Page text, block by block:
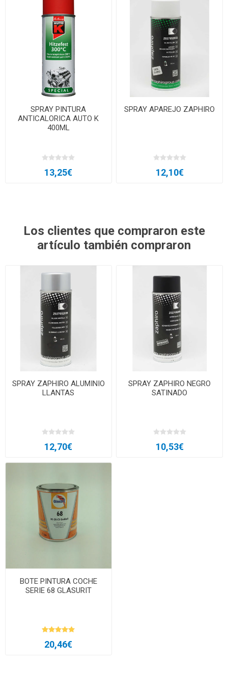
SPRAY PINTURA
ANTICALORICA AUTO K
400ML
13,25€
SPRAY APAREJO ZAPHIRO
12,10€
Los clientes que compraron este
artículo también compraron
SPRAY ZAPHIRO ALUMINIO
LLANTAS
12,70€
SPRAY ZAPHIRO NEGRO
SATINADO
10,53€
BOTE PINTURA COCHE
SERIE 68 GLASURIT
20,46€